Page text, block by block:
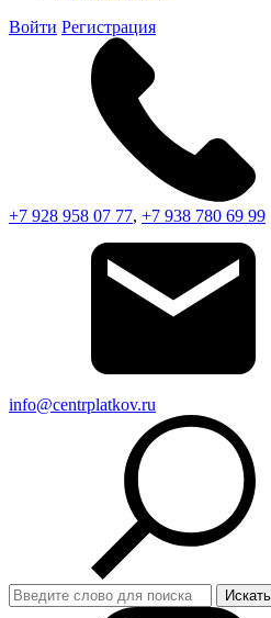
Войти Регистрация
+7 928 958 07 77, +7 938 780 69 99
info@centrplatkov.ru